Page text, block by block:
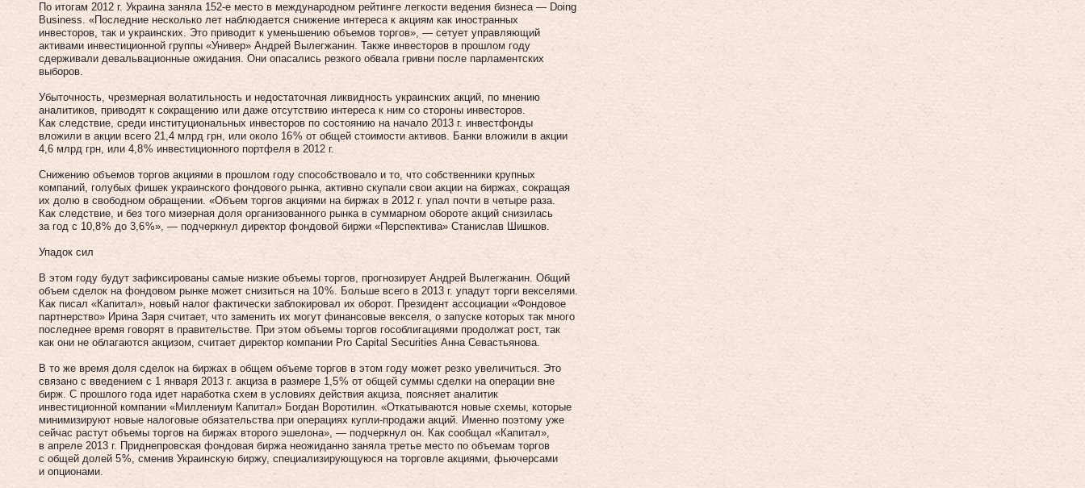
По итогам 2012 г. Украина заняла 152‑е место в международном рейтинге легкости ведения бизнеса — Doing
Business. «Последние несколько лет наблюдается снижение интереса к акциям как иностранных
инвесторов, так и украинских. Это приводит к уменьшению объемов торгов», — сетует управляющий
активами инвестиционной группы «Универ» Андрей Вылегжанин. Также инвесторов в прошлом году
сдерживали девальвационные ожидания. Они опасались резкого обвала гривни после парламентских
выборов.
Убыточность, чрезмерная волатильность и недостаточная ликвидность украинских акций, по мнению
аналитиков, приводят к сокращению или даже отсутствию интереса к ним со стороны инвесторов.
Как следствие, среди институциональных инвесторов по состоянию на начало 2013 г. инвестфонды
вложили в акции всего 21,4 млрд грн, или около 16 % от общей стоимости активов. Банки вложили в акции
4,6 млрд грн, или 4,8 % инвестиционного портфеля в 2012 г.
Снижению объемов торгов акциями в прошлом году способствовало и то, что собственники крупных
компаний, голубых фишек украинского фондового рынка, активно скупали свои акции на биржах, сокращая
их долю в свободном обращении. «Объем торгов акциями на биржах в 2012 г. упал почти в четыре раза.
Как следствие, и без того мизерная доля организованного рынка в суммарном обороте акций снизилась
за год с 10,8 % до 3,6 %», — подчеркнул директор фондовой биржи «Перспектива» Станислав Шишков.
Упадок сил
В этом году будут зафиксированы самые низкие объемы торгов, прогнозирует Андрей Вылегжанин. Общий
объем сделок на фондовом рынке может снизиться на 10 %. Больше всего в 2013 г. упадут торги векселями.
Как писал «Капитал», новый налог фактически заблокировал их оборот. Президент ассоциации «Фондовое
партнерство» Ирина Заря считает, что заменить их могут финансовые векселя, о запуске которых так много
последнее время говорят в правительстве. При этом объемы торгов гособлигациями продолжат рост, так
как они не облагаются акцизом, считает директор компании Pro Capital Securities Анна Севастьянова.
В то же время доля сделок на биржах в общем объеме торгов в этом году может резко увеличиться. Это
связано с введением с 1­ января 2013 г. акциза в размере 1,5 % от общей суммы сделки на операции вне
бирж. С прошлого года идет наработка схем в условиях действия акциза, поясняет аналитик
инвестиционной компании «Миллениум Капитал» Богдан Воротилин. «Откатываются новые схемы, которые
минимизируют новые налоговые обязательства при операциях купли-продажи акций. Именно поэтому уже
сейчас растут объемы торгов на биржах второго эшелона», — подчеркнул он. Как сообщал «Капитал»,
в апреле 2013 г. Приднепровская фондовая биржа неожиданно заняла третье место по объемам торгов
с общей долей 5 %, сменив Украинскую биржу, специализирующуюся на торговле акциями, фьючерсами
и опционами.